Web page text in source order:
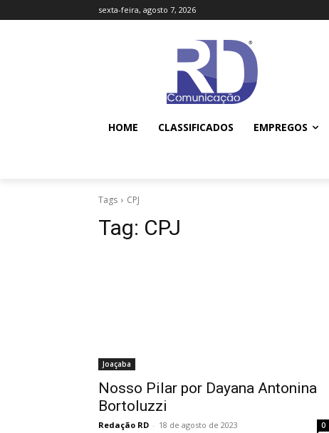
sexta-feira, agosto 7, 2026
HOME CLASSIFICADOS EMPREGOS
Tags CPJ
Tag: CPJ
Joaçaba
Nosso Pilar por Dayana Antonina
Bortoluzzi
Redação RD - 18 de agosto de 2023 0